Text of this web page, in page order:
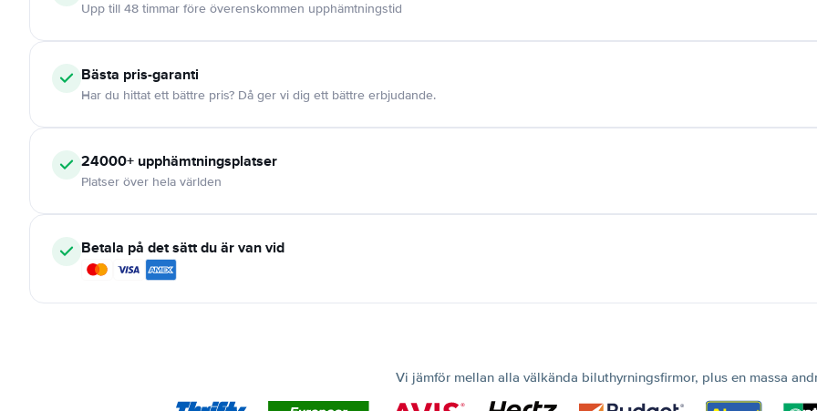
Upp till 48 timmar före överenskommen upphämtningstid
Bästa pris-garanti
Har du hittat ett bättre pris? Då ger vi dig ett bättre erbjudande.
24000+ upphämtningsplatser
Platser över hela världen
Betala på det sätt du är van vid
Vi jämför mellan alla välkända biluthyrningsfirmor, plus en massa